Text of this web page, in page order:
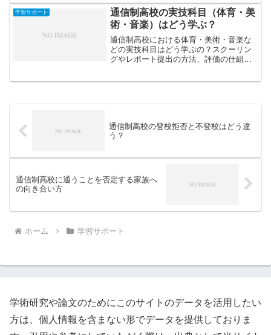
学習サポート
通信制高校の実技科目（体育・美
術・音楽）はどう学ぶ？
通信制高校における体育・美術・音楽な
どの実技科目はどう学ぶの？スクーリン
グやレポート提出の方法、評価の仕組み
通信制高校の登校拒否と不登校はどう違
う？
通信制高校に通うことを否定する家族へ
の向き合い方
ホーム 学習サポート
学術研究や論文のためにこのサイトのデータを活用したい
方は、個人情報を含まない形でデータを提供しておりま